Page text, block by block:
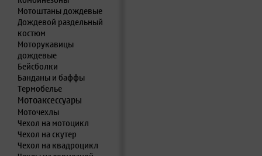
Мотоштаны дождевые
Дождевой раздельный
костюм
Моторукавицы
дождевые
Бейсболки
Банданы и баффы
Термобелье
Мотоаксессуары
Моточехлы
Чехол на мотоцикл
Чехол на скутер
Чехол на квадроцикл